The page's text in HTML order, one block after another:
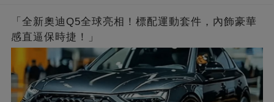
「全新奧迪Q5全球亮相！標配運動套件，內飾豪華
感直逼保時捷！」